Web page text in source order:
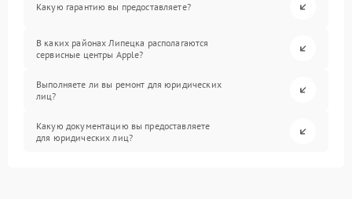
Какую гарантию вы предоставляете?
В каких районах Липецка располагаются
сервисные центры Apple?
Выполняете ли вы ремонт для юридических
лиц?
Какую документацию вы предоставляете
для юридических лиц?